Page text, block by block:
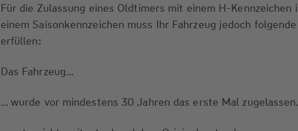
Für die Zulassung eines Oldtimers mit einem H-Kennzeichen
einem Saisonkennzeichen muss Ihr Fahrzeug jedoch
erfüllen:
Das Fahrzeug…
… wurde vor mindestens 30 Jahren das erste Mal zugelassen.